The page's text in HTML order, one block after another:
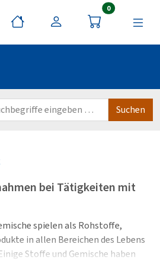
0Artikel im
bei Tätigkeiten mit
spielen als Rohstoffe,
in allen Bereichen des Lebens
Stoffe und Gemische haben